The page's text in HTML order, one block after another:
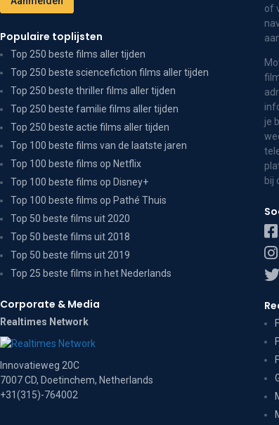
Populaire toplijsten
Top 250 beste films aller tijden
Top 250 beste sciencefiction films aller tijden
Top 250 beste thriller films aller tijden
Top 250 beste familie films aller tijden
Top 250 beste actie films aller tijden
Top 100 beste films van de laatste jaren
Top 100 beste films op Netflix
Top 100 beste films op Disney+
Top 100 beste films op Pathé Thuis
Top 50 beste films uit 2020
Top 50 beste films uit 2018
Top 50 beste films uit 2019
Top 25 beste films in het Nederlands
Corporate & Media
Realtimes Network
Innovatieweg 20C
7007 CD, Doetinchem, Netherlands
+31(315)-764002
of
je
bij